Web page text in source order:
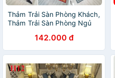
Thảm Trải Sàn Phòng Khách,
Thảm Trải Sàn Phòng Ngủ
[size1m6-2m3]
142.000 đ